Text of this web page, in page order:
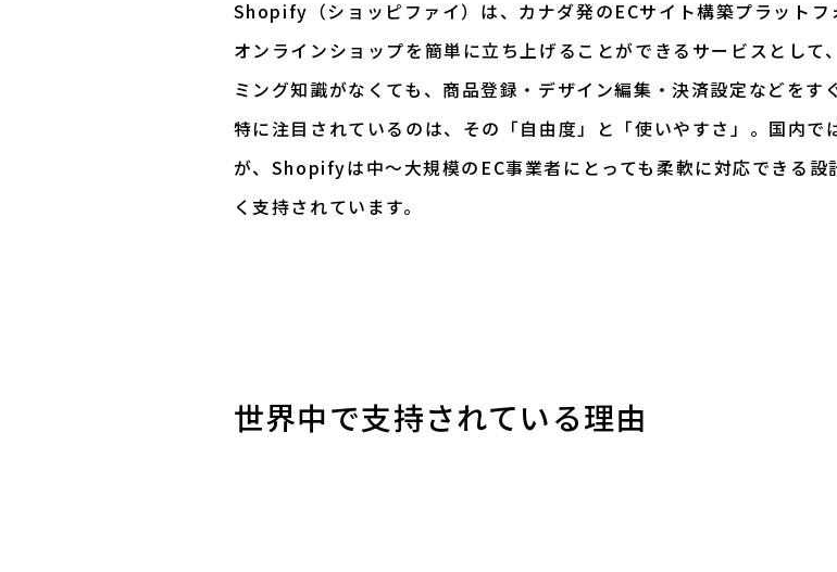
Shopify（ショッピファイ）は、カナダ発のECサイト構築プラット
オンラインショップを簡単に立ち上げることができるサービスとして
ミング知識がなくても、商品登録・デザイン編集・決済設定などをす
特に注目されているのは、その「自由度」と「使いやすさ」。国内
が、Shopifyは中〜大規模のEC事業者にとっても柔軟に対応できる
く支持されています。
世界中で支持されている理由